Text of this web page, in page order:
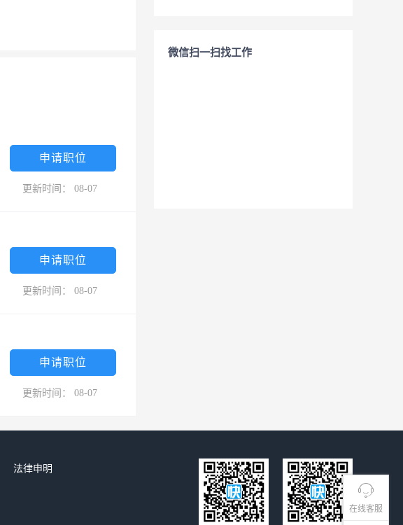
在线客服
申请职位
更新时间： 08-07
申请职位
更新时间： 08-07
申请职位
更新时间： 08-07
微信扫一扫找工作
法律申明